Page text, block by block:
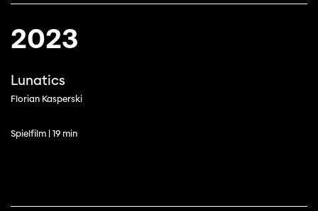
2023
Lunatics
Florian Kasperski
Spielfilm | 19 min